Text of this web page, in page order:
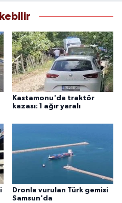
Kastamonu'da traktör
kazası: 1 ağır yaralı
Dronla vurulan Türk gemisi
Samsun'da